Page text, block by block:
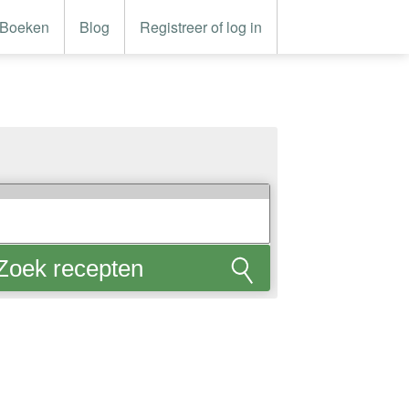
Boeken Blog Registreer of log in
recepten